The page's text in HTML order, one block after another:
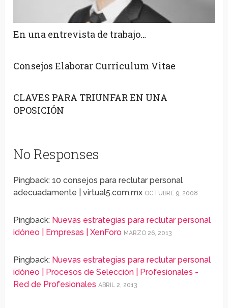
En una entrevista de trabajo…
Consejos Elaborar Curriculum Vitae
CLAVES PARA TRIUNFAR EN UNA
OPOSICIÓN
No Responses
Pingback: 10 consejos para reclutar personal
adecuadamente | virtual5.com.mx OCTUBRE 9, 2008
Pingback: Nuevas estrategias para reclutar personal
idóneo | Empresas | XenForo MARZO 26, 2013
Pingback: Nuevas estrategias para reclutar personal
idóneo | Procesos de Selección | Profesionales -
Red de Profesionales ABRIL 2, 2013